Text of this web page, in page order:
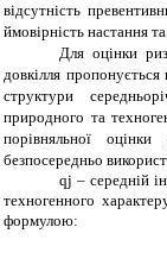
відсутність
ймовірність настання
Для оцінки
довкілля пропонується
структури
природного та
порівняльної оцінки
безпосередньо
qj – середній
техногенного
формулою: